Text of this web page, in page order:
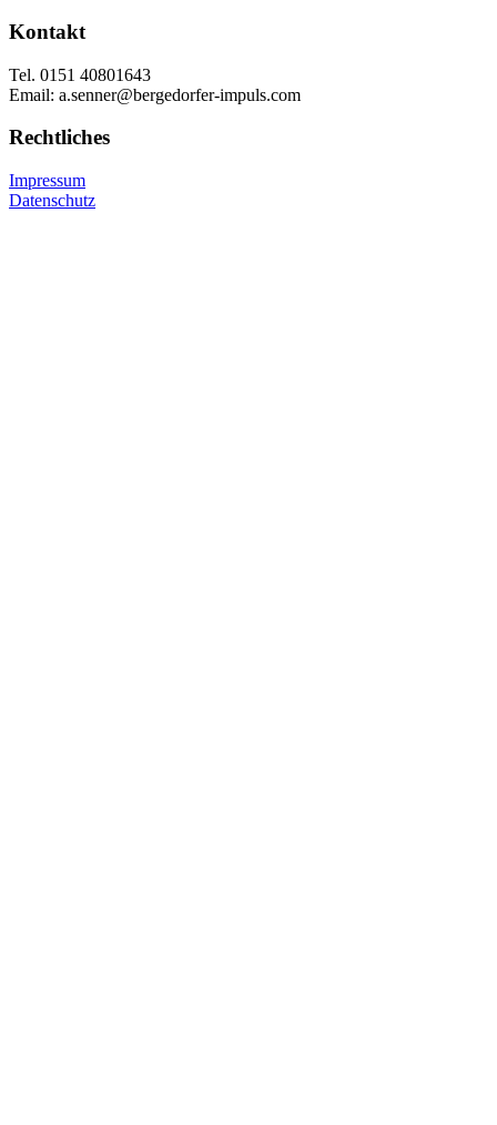
Kontakt
Tel. 0151 40801643
Email: a.senner@bergedorfer-impuls.com
Rechtliches
Impressum
Datenschutz